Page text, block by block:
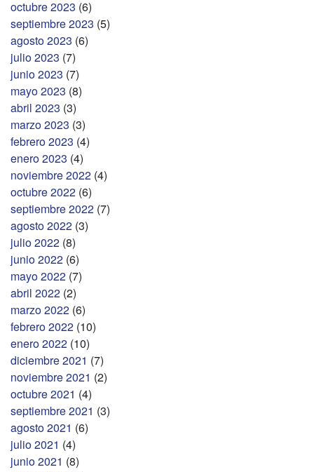
octubre 2023 (6)
septiembre 2023 (5)
agosto 2023 (6)
julio 2023 (7)
junio 2023 (7)
mayo 2023 (8)
abril 2023 (3)
marzo 2023 (3)
febrero 2023 (4)
enero 2023 (4)
noviembre 2022 (4)
octubre 2022 (6)
septiembre 2022 (7)
agosto 2022 (3)
julio 2022 (8)
junio 2022 (6)
mayo 2022 (7)
abril 2022 (2)
marzo 2022 (6)
febrero 2022 (10)
enero 2022 (10)
diciembre 2021 (7)
noviembre 2021 (2)
octubre 2021 (4)
septiembre 2021 (3)
agosto 2021 (6)
julio 2021 (4)
junio 2021 (8)